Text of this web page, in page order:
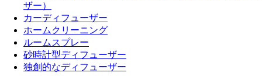
ザー）
カーディフューザー
ホームクリーニング
ルームスプレー
砂時計型ディフューザー
独創的なディフューザー